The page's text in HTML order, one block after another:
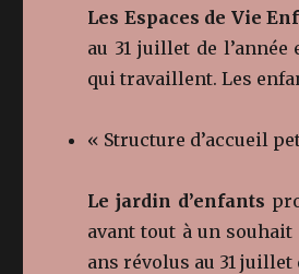
Les Espaces de Vie
au 31 juillet de
qui travaillent. Les
« Structure d’accueil
Le jardin d’enfants
avant tout à un souhait
ans révolus au 31 juillet